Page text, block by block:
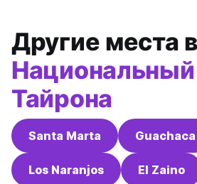
Другие места в
Тайрона
Santa Marta Guachaca
Los Naranjos El Zaino